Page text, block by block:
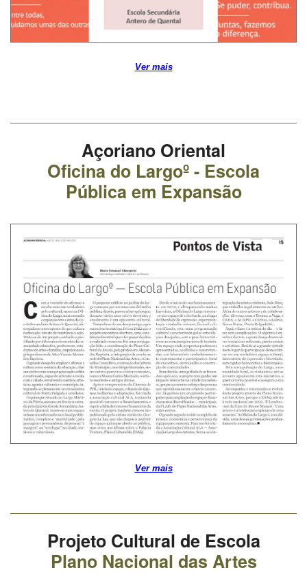
Ver mais
Açoriano Oriental
Oficina do Largoº - Escola
Pública em Expansão
Ver mais
Projeto Cultural de Escola
Plano Nacional das Artes